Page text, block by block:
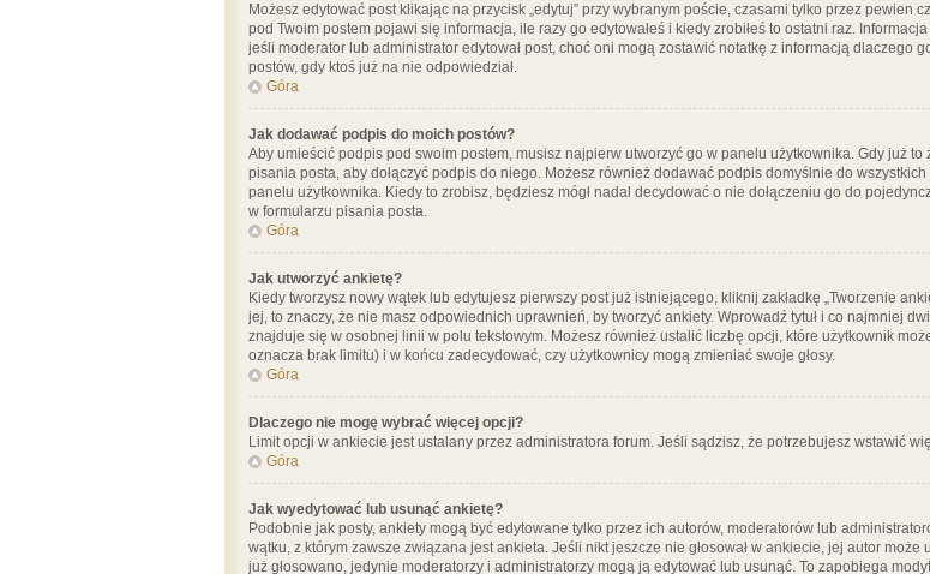
Możesz edytować post klikając na przycisk „edytuj” przy wybranym poście, czasami tylko przez pewien
pod Twoim postem pojawi się informacja, ile razy go edytowałeś i kiedy zrobiłeś to ostatni raz.
jeśli moderator lub administrator edytował post, choć oni mogą zostawić notatkę z informacją dlaczego
postów, gdy ktoś już na nie odpowiedział.
Góra
Jak dodawać podpis do moich postów?
Aby umieścić podpis pod swoim postem, musisz najpierw utworzyć go w panelu użytkownika. Gdy już to
pisania posta, aby dołączyć podpis do niego. Możesz również dodawać podpis domyślnie do
panelu użytkownika. Kiedy to zrobisz, będziesz mógł nadal decydować o nie dołączeniu go do
w formularzu pisania posta.
Góra
Jak utworzyć ankietę?
Kiedy tworzysz nowy wątek lub edytujesz pierwszy post już istniejącego, kliknij zakładkę „Tworzenie
jej, to znaczy, że nie masz odpowiednich uprawnień, by tworzyć ankiety. Wprowadź tytuł i co najmniej
znajduje się w osobnej linii w polu tekstowym. Możesz również ustalić liczbę opcji, które użytkownik
oznacza brak limitu) i w końcu zadecydować, czy użytkownicy mogą zmieniać swoje głosy.
Góra
Dlaczego nie mogę wybrać więcej opcji?
Limit opcji w ankiecie jest ustalany przez administratora forum. Jeśli sądzisz, że potrzebujesz wstawić
Góra
Jak wyedytować lub usunąć ankietę?
Podobnie jak posty, ankiety mogą być edytowane tylko przez ich autorów, moderatorów lub
wątku, z którym zawsze związana jest ankieta. Jeśli nikt jeszcze nie głosował w ankiecie, jej autor
już głosowano, jedynie moderatorzy i administratorzy mogą ją edytować lub usunąć. To zapobiega